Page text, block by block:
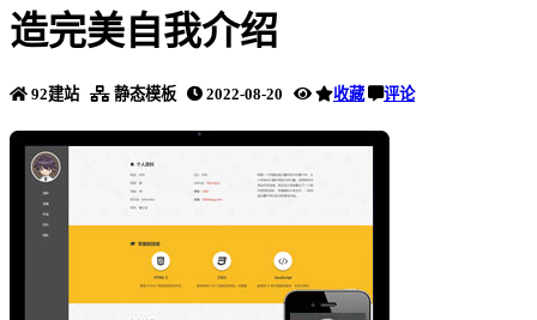
造完美自我介绍
92建站 静态模板 2022-08-20 收藏 评论